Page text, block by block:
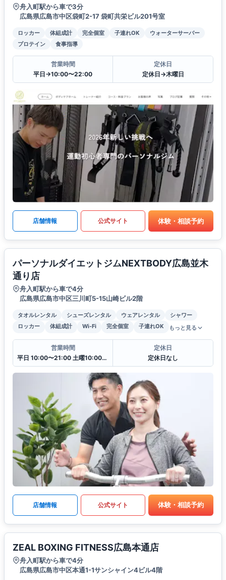
舟入町駅から車で3分
広島県広島市中区袋町2-17 袋町共栄ビル201号室
ロッカー 体組成計 完全個室 子連れOK
ウォーターサーバー
プロテイン
食事指導
営業時間
平日→10:00〜22:00
定休日
定休日→木曜日
店舗情報 公式サイト 体験・相談予約
パーソナルダイエットジムNEXTBODY広島並木
通り店
舟入町駅から車で4分
広島県広島市中区三川町5-15山崎ビル2階
タオルレンタル シューズレンタル ウェアレンタル
シャワー
ロッカー
体組成計 Wi-Fi 完全個室 子連れOK もっと見る
営業時間
平日 10:00〜21:00 土曜10:00〜20:00 日曜10:00〜18:00
定休日
定休日なし
店舗情報 公式サイト 体験・相談予約
ZEAL BOXING FITNESS広島本通店
舟入町駅から車で4分
広島県広島市中区本通1-1サンシャイン4ビル4階